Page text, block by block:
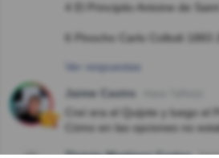
4 El Principito Antoine de
6 Pinocho Carlo Collodi 1883
Ver respuestas
Jaime Castro
Creí era el Quijote y luego el
Cómo en las opciones no